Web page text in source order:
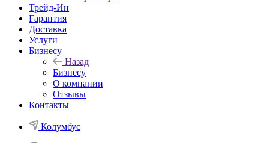
Трейд-Ин
Гарантия
Доставка
Услуги
Бизнесу
Назад
Бизнесу
О компании
Отзывы
Контакты
Колумбус